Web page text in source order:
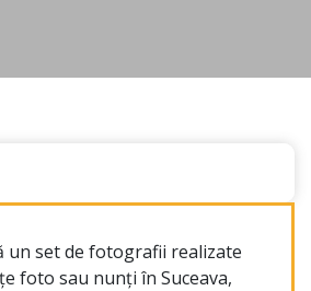
un set de fotografii realizate
foto sau nunți în Suceava,